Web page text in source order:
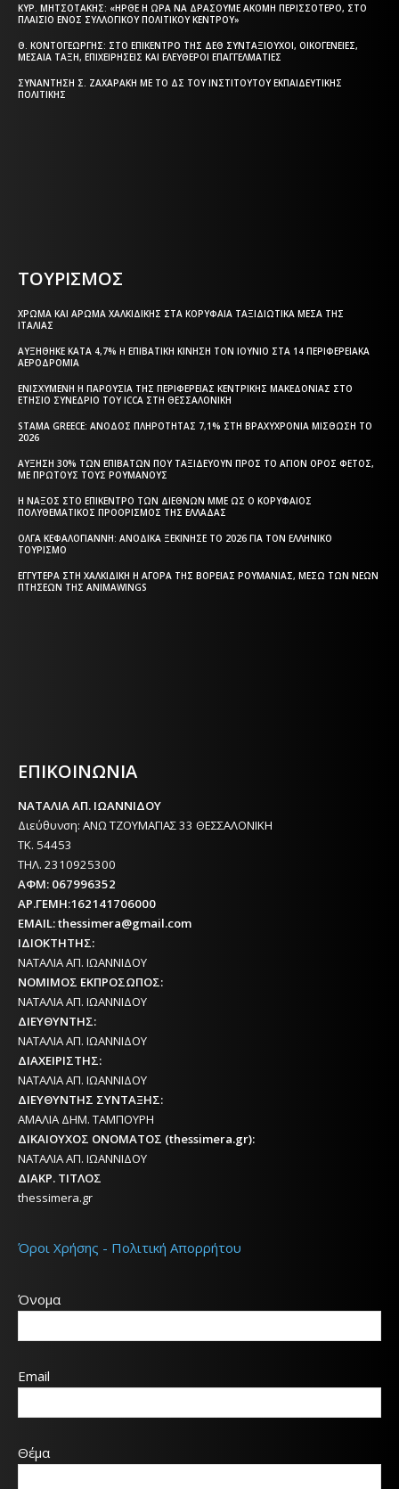
ΚΥΡ. ΜΗΤΣΟΤΆΚΗΣ: «ΉΡΘΕ Η ΏΡΑ ΝΑ ΔΡΆΣΟΥΜΕ ΑΚΌΜΗ ΠΕΡΙΣΣΌΤΕΡΟ, ΣΤΟ
ΠΛΑΊΣΙΟ ΕΝΌΣ ΣΥΛΛΟΓΙΚΟΎ ΠΟΛΙΤΙΚΟΎ ΚΈΝΤΡΟΥ»
Θ. ΚΟΝΤΟΓΕΏΡΓΗΣ: ΣΤΟ ΕΠΊΚΕΝΤΡΟ ΤΗΣ ΔΕΘ ΣΥΝΤΑΞΙΟΎΧΟΙ, ΟΙΚΟΓΈΝΕΙΕΣ,
ΜΕΣΑΊΑ ΤΆΞΗ, ΕΠΙΧΕΙΡΉΣΕΙΣ ΚΑΙ ΕΛΕΎΘΕΡΟΙ ΕΠΑΓΓΕΛΜΑΤΊΕΣ
ΣΥΝΆΝΤΗΣΗ Σ. ΖΑΧΑΡΆΚΗ ΜΕ ΤΟ ΔΣ ΤΟΥ ΙΝΣΤΙΤΟΎΤΟΥ ΕΚΠΑΙΔΕΥΤΙΚΉΣ
ΠΟΛΙΤΙΚΉΣ
ΤΟΥΡΙΣΜΟΣ
ΧΡΏΜΑ ΚΑΙ ΆΡΩΜΑ ΧΑΛΚΙΔΙΚΉΣ ΣΤΑ ΚΟΡΥΦΑΊΑ ΤΑΞΙΔΙΩΤΙΚΆ ΜΈΣΑ ΤΗΣ
ΙΤΑΛΊΑΣ
ΑΥΞΉΘΗΚΕ ΚΑΤΆ 4,7% Η ΕΠΙΒΑΤΙΚΉ ΚΊΝΗΣΗ ΤΟΝ ΙΟΎΝΙΟ ΣΤΑ 14 ΠΕΡΙΦΕΡΕΙΑΚΆ
ΑΕΡΟΔΡΌΜΙΑ
ΕΝΙΣΧΥΜΈΝΗ Η ΠΑΡΟΥΣΊΑ ΤΗΣ ΠΕΡΙΦΈΡΕΙΑΣ ΚΕΝΤΡΙΚΉΣ ΜΑΚΕΔΟΝΊΑΣ ΣΤΟ
ΕΤΉΣΙΟ ΣΥΝΈΔΡΙΟ ΤΟΥ ICCA ΣΤΗ ΘΕΣΣΑΛΟΝΊΚΗ
STAMA GREECE: ΆΝΟΔΟΣ ΠΛΗΡΌΤΗΤΑΣ 7,1% ΣΤΗ ΒΡΑΧΥΧΡΌΝΙΑ ΜΊΣΘΩΣΗ ΤΟ
2026
ΑΎΞΗΣΗ 30% ΤΩΝ ΕΠΙΒΑΤΏΝ ΠΟΥ ΤΑΞΙΔΕΎΟΥΝ ΠΡΟΣ ΤΟ ΆΓΙΟΝ ΌΡΟΣ ΦΈΤΟΣ,
ΜΕ ΠΡΏΤΟΥΣ ΤΟΥΣ ΡΟΥΜΆΝΟΥΣ
Η ΝΆΞΟΣ ΣΤΟ ΕΠΊΚΕΝΤΡΟ ΤΩΝ ΔΙΕΘΝΏΝ ΜΜΕ ΩΣ Ο ΚΟΡΥΦΑΊΟΣ
ΠΟΛΥΘΕΜΑΤΙΚΌΣ ΠΡΟΟΡΙΣΜΌΣ ΤΗΣ ΕΛΛΆΔΑΣ
ΌΛΓΑ ΚΕΦΑΛΟΓΙΆΝΝΗ: ΑΝΟΔΙΚΆ ΞΕΚΊΝΗΣΕ ΤΟ 2026 ΓΙΑ ΤΟΝ ΕΛΛΗΝΙΚΌ
ΤΟΥΡΙΣΜΌ
ΕΓΓΎΤΕΡΑ ΣΤΗ ΧΑΛΚΙΔΙΚΉ Η ΑΓΟΡΆ ΤΗΣ ΒΌΡΕΙΑΣ ΡΟΥΜΑΝΊΑΣ, ΜΈΣΩ ΤΩΝ ΝΈΩΝ
ΠΤΉΣΕΩΝ ΤΗΣ ANIMAWINGS
ΕΠΙΚΟΙΝΩΝΙΑ
ΝΑΤΑΛΙΑ ΑΠ. ΙΩΑΝΝΙΔΟΥ
Διεύθυνση: ΑΝΩ ΤΖΟΥΜΑΓΙΑΣ 33 ΘΕΣΣΑΛΟΝΙΚΗ
ΤΚ. 54453
ΤΗΛ. 2310925300
ΑΦΜ: 067996352
ΑΡ.ΓΕΜΗ:162141706000
EMAIL: thessimera@gmail.com
ΙΔΙΟΚΤΗΤΗΣ:
ΝΑΤΑΛΙΑ ΑΠ. ΙΩΑΝΝΙΔΟΥ
ΝΟΜΙΜΟΣ ΕΚΠΡΟΣΩΠΟΣ:
ΝΑΤΑΛΙΑ ΑΠ. ΙΩΑΝΝΙΔΟΥ
ΔΙΕΥΘΥΝΤΗΣ:
ΝΑΤΑΛΙΑ ΑΠ. ΙΩΑΝΝΙΔΟΥ
ΔΙΑΧΕΙΡΙΣΤΗΣ:
ΝΑΤΑΛΙΑ ΑΠ. ΙΩΑΝΝΙΔΟΥ
ΔΙΕΥΘΥΝΤΗΣ ΣΥΝΤΑΞΗΣ:
ΑΜΑΛΙΑ ΔΗΜ. ΤΑΜΠΟΥΡΗ
ΔΙΚΑΙΟΥΧΟΣ ΟΝΟΜΑΤΟΣ (thessimera.gr):
ΝΑΤΑΛΙΑ ΑΠ. ΙΩΑΝΝΙΔΟΥ
ΔΙΑΚΡ. ΤΙΤΛΟΣ
thessimera.gr
Όροι Χρήσης - Πολιτική Απορρήτου
Όνομα
Email
Θέμα